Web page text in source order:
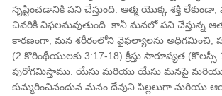
సృష్టించడానికి పని చేస్తుంది. ఆత్మ యొక్క శక్తి లేకుండా,
చివరికి విఫలమవుతుంది. కానీ మనలో పని చేస్తున్న
కారణంగా, మన శరీరంలోని వైఫల్యాలను అధిగమించి,
(2 కొరింథీయులకు 3:17-18) క్రీస్తు సారూప్యత
పురోగమిస్తాము. యేసు మరియు యేసు మనపై మరియు
కుమ్మరించినందున మనం దేవుని పిల్లలుగా